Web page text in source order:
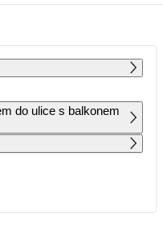
PÁ SO NE
29 319 27 629
9 10 11
23 24 25